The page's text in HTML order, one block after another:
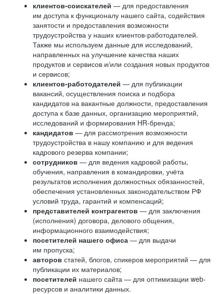
клиентов-соискателей — для предоставления
им доступа к функционалу нашего сайта, содействия
занятости и предоставления возможности
трудоустройства у наших клиентов-работодателей.
Также мы используем данные для исследований,
направленных на улучшение качества наших
продуктов и сервисов и/или создания новых продуктов
и сервисов;
клиентов-работодателей — для публикации
вакансий, осуществления поиска и подбора
кандидатов на вакантные должности, предоставления
доступа к базе данных, организацию мероприятий,
исследований и формирования HR-бренда;
кандидатов — для рассмотрения возможности
трудоустройства в нашу компанию и для ведения
кадрового резерва компании;
сотрудников — для ведения кадровой работы,
обучения, направления в командировки, учёта
результатов исполнения должностных обязанностей,
обеспечения установленных законодательством РФ
условий труда, гарантий и компенсаций;
представителей контрагентов — для заключения
(исполнения) договора, делового общения,
информационного взаимодействия;
посетителей нашего офиса — для выдачи
им пропуска;
авторов статей, блогов, спикеров мероприятий — для
публикации их материалов;
посетителей нашего сайта — для оптимизации web-
ресурсов и аналитики данных.